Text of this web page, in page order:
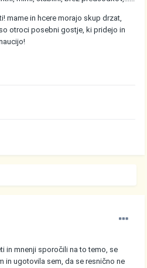
mame in hcere morajo skup drzat,
otroci posebni gostje, ki pridejo in
in mnenji sporočili na to temo, se
in ugotovila sem, da se resnično ne